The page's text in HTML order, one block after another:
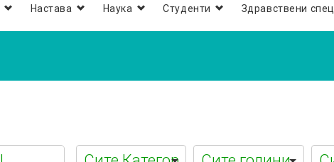
Настава Наука Студенти Здравствени